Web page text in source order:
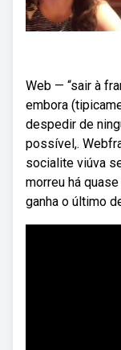
Web — “sair à
embora
despedir de
possível,.
socialite viúva
morreu há
ganha o último